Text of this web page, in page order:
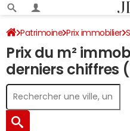
Patrimoine Prix immobilier
Prix du m²
derniers chiffres